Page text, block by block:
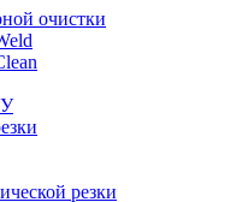
очистки
резки